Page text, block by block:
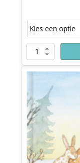
Een
schaap
met
das
aantal